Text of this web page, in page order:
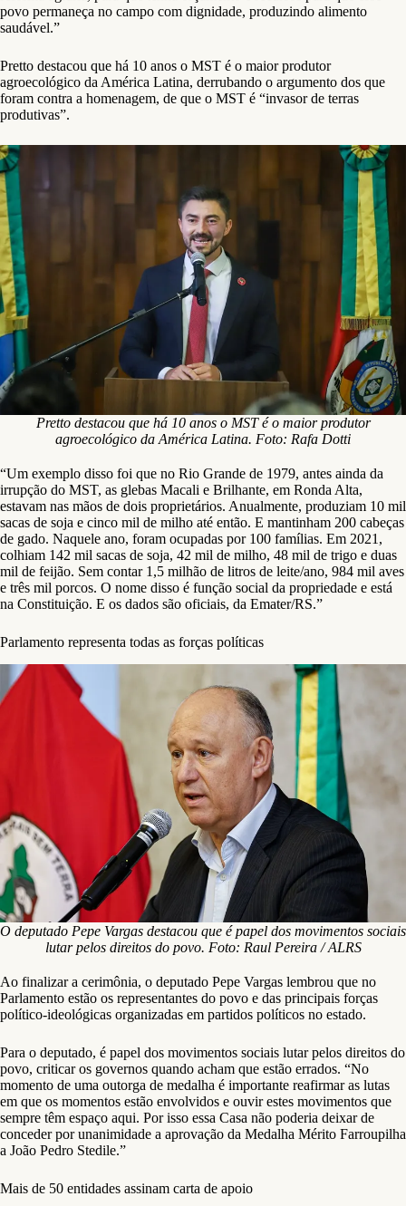
povo permaneça no campo com dignidade, produzindo alimento
saudável.”
Pretto destacou que há 10 anos o MST é o maior produtor
agroecológico da América Latina, derrubando o argumento dos que
foram contra a homenagem, de que o MST é “invasor de terras
produtivas”.
Pretto destacou que há 10 anos o MST é o maior produtor
agroecológico da América Latina. Foto: Rafa Dotti
“Um exemplo disso foi que no Rio Grande de 1979, antes ainda da
irrupção do MST, as glebas Macali e Brilhante, em Ronda Alta,
estavam nas mãos de dois proprietários. Anualmente, produziam 10 mil
sacas de soja e cinco mil de milho até então. E mantinham 200 cabeças
de gado. Naquele ano, foram ocupadas por 100 famílias. Em 2021,
colhiam 142 mil sacas de soja, 42 mil de milho, 48 mil de trigo e duas
mil de feijão. Sem contar 1,5 milhão de litros de leite/ano, 984 mil aves
e três mil porcos. O nome disso é função social da propriedade e está
na Constituição. E os dados são oficiais, da Emater/RS.”
Parlamento representa todas as forças políticas
O deputado Pepe Vargas destacou que é papel dos movimentos sociais
lutar pelos direitos do povo. Foto: Raul Pereira / ALRS
Ao finalizar a cerimônia, o deputado Pepe Vargas lembrou que no
Parlamento estão os representantes do povo e das principais forças
político-ideológicas organizadas em partidos políticos no estado.
Para o deputado, é papel dos movimentos sociais lutar pelos direitos do
povo, criticar os governos quando acham que estão errados. “No
momento de uma outorga de medalha é importante reafirmar as lutas
em que os momentos estão envolvidos e ouvir estes movimentos que
sempre têm espaço aqui. Por isso essa Casa não poderia deixar de
conceder por unanimidade a aprovação da Medalha Mérito Farroupilha
a João Pedro Stedile.”
Mais de 50 entidades assinam carta de apoio